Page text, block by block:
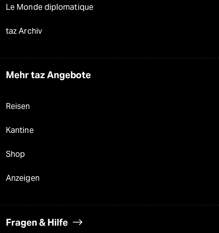
Le Monde diplomatique
taz Archiv
Mehr taz Angebote
Reisen
Kantine
Shop
Anzeigen
Fragen & Hilfe